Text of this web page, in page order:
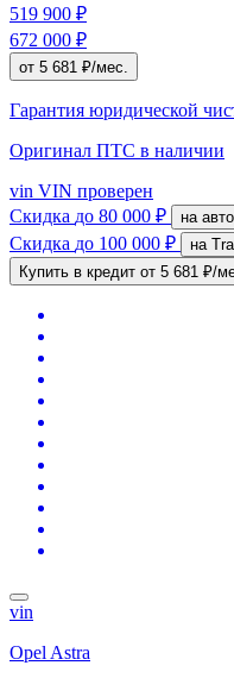
519 900 ₽
672 000 ₽
от 5 681 ₽/мес.
Гарантия юридической
Оригинал ПТС в наличии
vin VIN проверен
Скидка до 80 000 ₽ на
Скидка до 100 000 ₽
на
Купить в кредит от 5 681 ₽/
vin
Opel Astra